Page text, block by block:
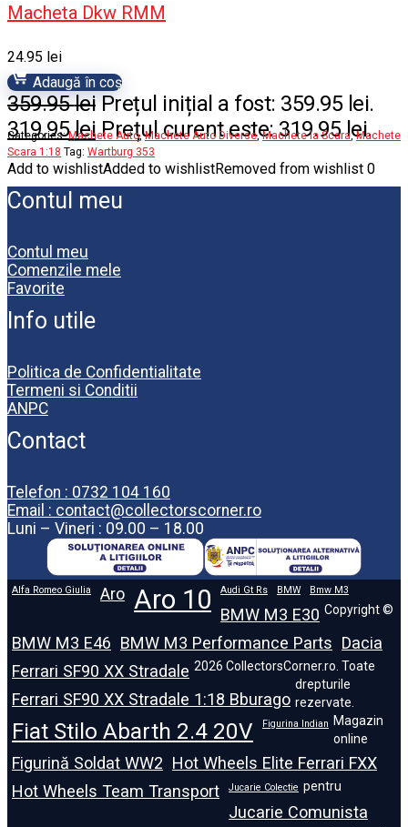
Macheta Dkw RMM
24.95 lei
Adaugă în coș
359.95leiPrețul inițial a fost: 359.95 lei.
319.95lei Prețul curent este: 319.95 lei.
Categories:Machete Auto,Machete Auto Diverse,Machete la Scara,Machete
Scara 1:18 Tag: Wartburg 353
Add to wishlistAdded to wishlistRemoved from wishlist 0
Contul meu
Contul meu
Comenzile mele
Favorite
Info utile
Politica de Confidentialitate
Termeni si Conditii
ANPC
Contact
Telefon : 0732 104 160
Email : contact@collectorscorner.ro
Luni – Vineri : 09.00 – 18.00
Alfa Romeo Giulia Aro Aro 10 Audi Gt Rs BMW Bmw M3
BMW M3 E30
BMW M3 E46 BMW M3 Performance Parts Dacia
Ferrari SF90 XX Stradale
Ferrari SF90 XX Stradale 1:18 Bburago
Fiat Stilo Abarth 2.4 20V Figurina Indian
Figurină Soldat WW2 Hot Wheels Elite Ferrari FXX
Hot Wheels Team Transport
Jucarie Colectie
Jucarie Comunista
Copyright ©
2026 CollectorsCorner.ro. Toate
drepturile
rezervate.
Magazin
online
pentru